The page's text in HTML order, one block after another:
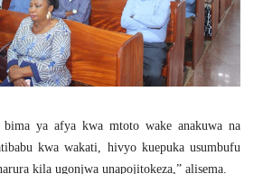
bima ya afya kwa mtoto wake anakuwa na
kwa wakati, hivyo kuepuka usumbufu
kila ugonjwa unapojitokeza,” alisema.